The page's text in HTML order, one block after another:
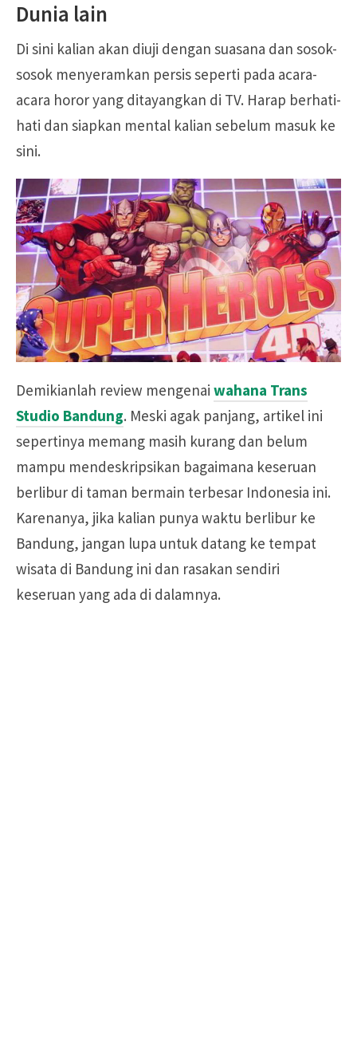
Dunia lain
Di sini kalian akan diuji dengan suasana dan sosok-
sosok menyeramkan persis seperti pada acara-
acara horor yang ditayangkan di TV. Harap berhati-
hati dan siapkan mental kalian sebelum masuk ke
sini.
Demikianlah review mengenai wahana Trans
Studio Bandung. Meski agak panjang, artikel ini
sepertinya memang masih kurang dan belum
mampu mendeskripsikan bagaimana keseruan
berlibur di taman bermain terbesar Indonesia ini.
Karenanya, jika kalian punya waktu berlibur ke
Bandung, jangan lupa untuk datang ke tempat
wisata di Bandung ini dan rasakan sendiri
keseruan yang ada di dalamnya.